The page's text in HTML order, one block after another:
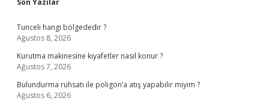
Sidebar
Son Yazılar
Tunceli hangi bölgededir ?
Ağustos 8, 2026
Kurutma makinesine kıyafetler nasıl konur ?
Ağustos 7, 2026
Bulundurma ruhsatı ile poligon’a atış yapabilir miyim ?
Ağustos 6, 2026